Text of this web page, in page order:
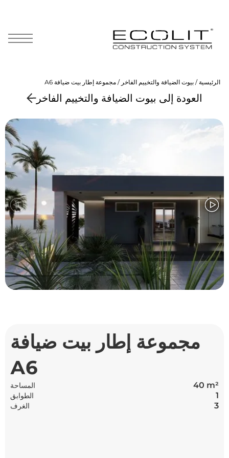
الرئيسية/بيوت الضيافة والتخييم الفاخر / مجموعة إطار بيت ضيافة А6
العودة إلى بيوت الضيافة والتخييم الفاخر
مجموعة إطار بيت ضيافة
А6
المساحة 40 m²
الطوابق 1
الغرف 3